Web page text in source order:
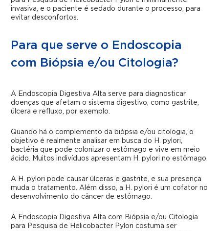
invasiva, e o paciente é sedado durante o processo, para
evitar desconfortos.
Para que serve o Endoscopia
com Biópsia e/ou Citologia?
A Endoscopia Digestiva Alta serve para diagnosticar
doenças que afetam o sistema digestivo, como gastrite,
úlcera e refluxo, por exemplo.
Quando há o complemento da biópsia e/ou citologia, o
objetivo é realmente analisar em busca do H. pylori,
bactéria que pode colonizar o estômago e vive em meio
ácido. Muitos indivíduos apresentam H. pylori no estômago.
A H. pylori pode causar úlceras e gastrite, e sua presença
muda o tratamento. Além disso, a H. pylori é um cofator no
desenvolvimento do câncer de estômago.
A Endoscopia Digestiva Alta com Biópsia e/ou Citologia
para Pesquisa de Helicobacter Pylori costuma ser